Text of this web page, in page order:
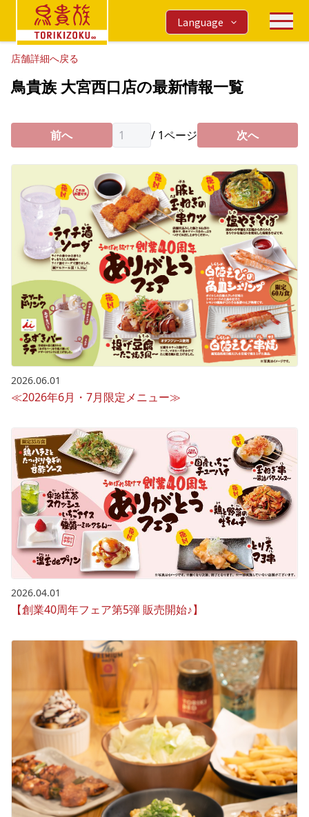
Language
店舗詳細へ戻る
鳥貴族 大宮西口店の最新情報一覧
前へ / 1ページ 次へ
2026.06.01
≪2026年6月・7月限定メニュー≫
2026.04.01
【創業40周年フェア第5弾 販売開始♪】